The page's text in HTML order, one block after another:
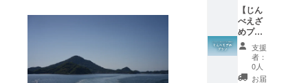
後当作
品は無
料公開
を想定
してお
りま
す。）
ゴ入り
A4クリ
アファ
イルで
す。 本
編URL
につき
掲載は
不可 ・
文字サ
イズ：
中 ・支
援時、
必ず備
らの言
葉 ▷エ
ンド
ロール
（中）
につい
て ・映
【じん
べえざ
めプラ
ン】※本
編映像
URL付
き ◯エ
支援
者：
0人
お届